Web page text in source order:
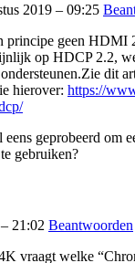
2019 – 09:25
principe geen HDMI
op HDCP 2.2,
dit
hierover: https://
eens geprobeerd om
gebruiken?
21:02 Beantwoorden
vraagt welke